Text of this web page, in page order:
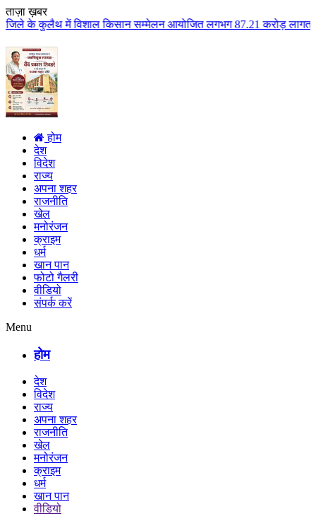
ताज़ा ख़बर
सम्मेलन आयोजित लगभग 87.21 करोड़ लागत के 41 विकास कार्यों
होम
देश
विदेश
राज्य
अपना शहर
राजनीति
खेल
मनोरंजन
क्राइम
धर्म
खान पान
फोटो गैलरी
वीडियो
संपर्क करें
Menu
होम
देश
विदेश
राज्य
अपना शहर
राजनीति
खेल
मनोरंजन
क्राइम
धर्म
खान पान
वीडियो